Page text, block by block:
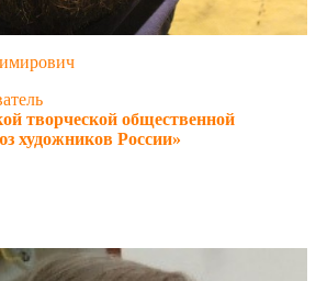
творческой общественной
художников России»